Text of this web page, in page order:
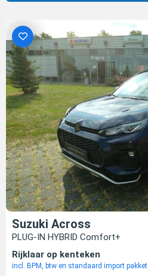
Suzuki Across
PLUG-IN HYBRID Comfort+
Rijklaar op kenteken
incl. BPM, btw en standaard import pakket